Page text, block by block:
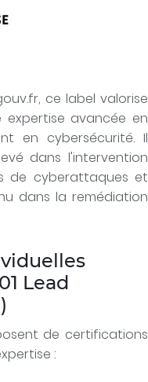
ce label valorise
avancée en
en cybersécurité. Il
dans l'intervention
de cyberattaques et
dans la remédiation
Lead
de certifications
: